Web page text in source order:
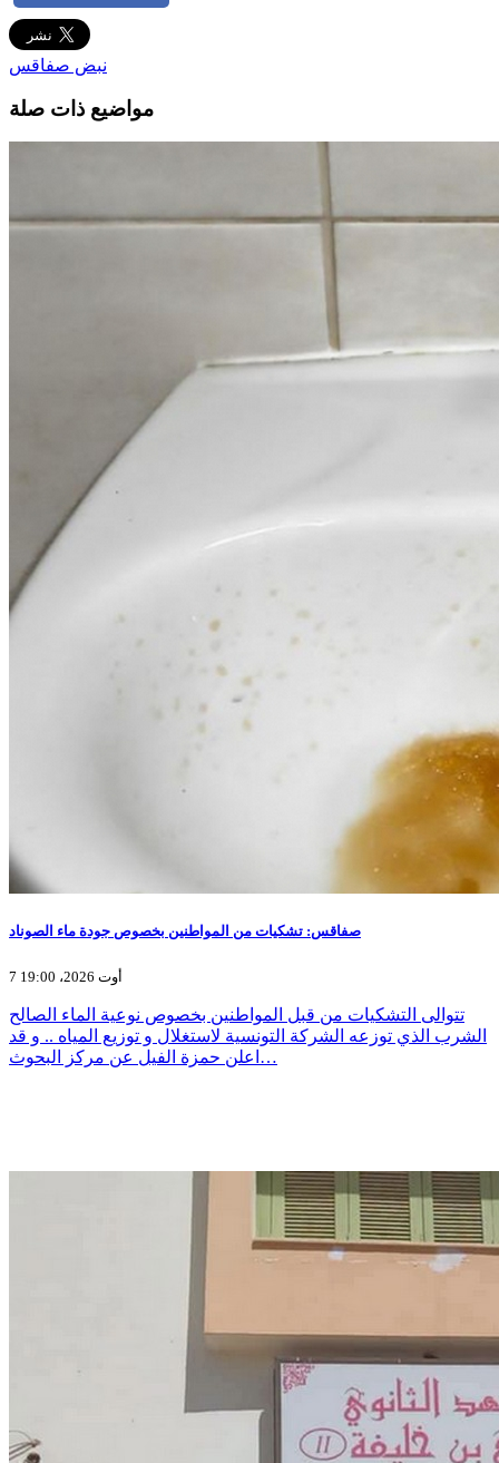
نبض صفاقس
مواضيع ذات صلة
صفاقس: تشكيات من المواطنين بخصوص جودة ماء الصوناد
7 أوت 2026، 19:00
تتوالى التشكيات من قبل المواطنين بخصوص نوعية الماء الصالح
الشرب الذي توزعه الشركة التونسية لاستغلال و توزيع المياه .. و قد
اعلن حمزة الفيل عن مركز البحوث…